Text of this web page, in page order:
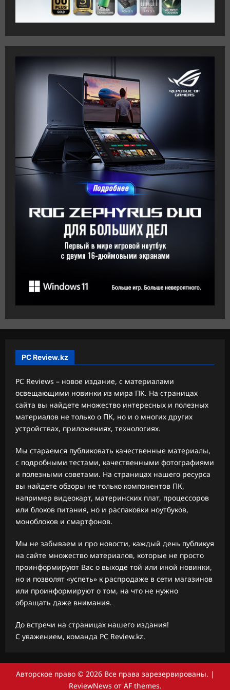
PC Review.kz
PC Reviews – новое издание, с материалами
освещающими новинки из мира ПК. На страницах
сайта вы найдете множество интересных и полезных
материалов не только о ПК, но и о многих других
устройствах, приложениях, технологиях.
Мы стараемся публиковать качественные материалы,
с подробными тестами, качественными фотографиями
и полезными советами. На страницах нашего ресурса
вы найдете обзоры не только компонентов ПК,
например видеокарт, материнских плат, процессоров
или блоков питания, но и распаковки ноутбуков,
моноблоков и смартфонов.
Мы не забываем и про новости, каждый день публикуя
на сайте множество материалов, которые не просто
проинформируют Вас о выходе той или иной новинки,
но и позволят «успеть» к распродаже в сети магазинов
или проинформируют о том, на что не нужно
обращать даже внимания.
До встречи на страницах нашего издания!
С уважением, команда PC Review.kz.
Авторское право © 2026 Все права зарезервированы. |
ReviewNews от AF themes.